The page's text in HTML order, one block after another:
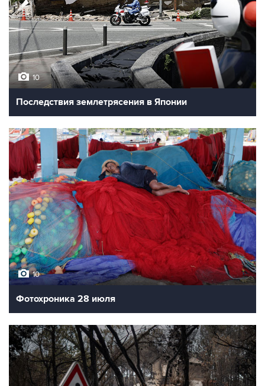
10
Последствия землетрясения в Японии
10
Фотохроника 28 июля